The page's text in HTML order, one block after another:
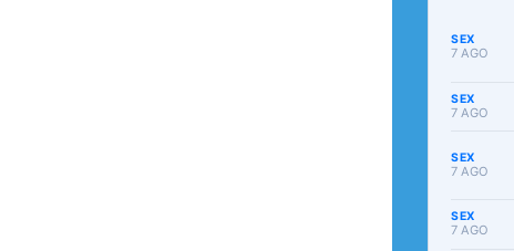
SEX
7 AGO
SEX
7 AGO
SEX
7 AGO
SEX
7 AGO